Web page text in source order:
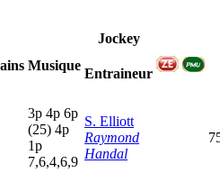
Musique
Jockey
Entraineur
3p 4p 6p
(25) 4p
1p
7,6,4,6,9
S. Elliott
Raymond
Handal